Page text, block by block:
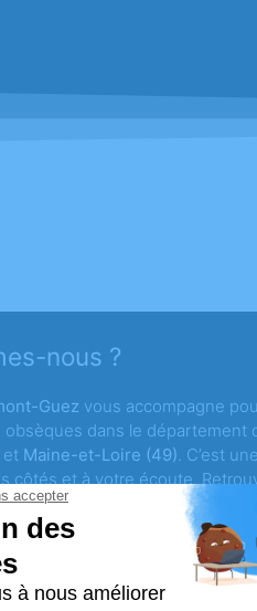
nous ?
Guez vous accompagne
obsèques dans le département
et Maine-et-Loire (49) . C’est
côtés et à votre écoute.
pompes funèbres à
Château-
Bleu, Mûrs Erigné et Angers
dans tous les
Pays de la
Gontier-sur-